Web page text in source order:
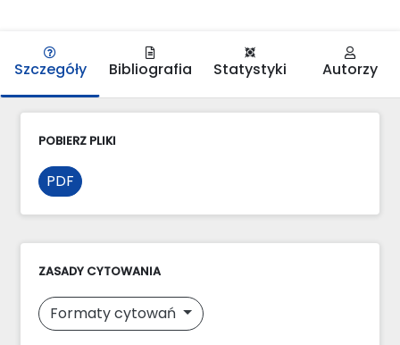
Szczegóły Bibliografia Statystyki Autorzy
POBIERZ PLIKI
PDF
ZASADY CYTOWANIA
Formaty cytowań